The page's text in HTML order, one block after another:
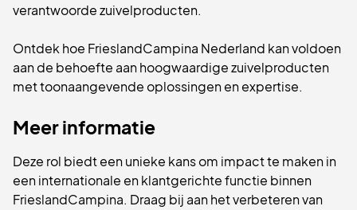
verantwoorde zuivelproducten.
Ontdek hoe FrieslandCampina Nederland kan voldoen
aan de behoefte aan hoogwaardige zuivelproducten
met toonaangevende oplossingen en expertise.
Meer informatie
Deze rol biedt een unieke kans om impact te maken in
een internationale en klantgerichte functie binnen
FrieslandCampina. Draag bij aan het verbeteren van